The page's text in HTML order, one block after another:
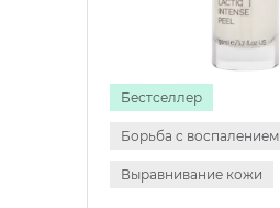
Бестселлер
Борьба с воспалением
Выравнивание кожи